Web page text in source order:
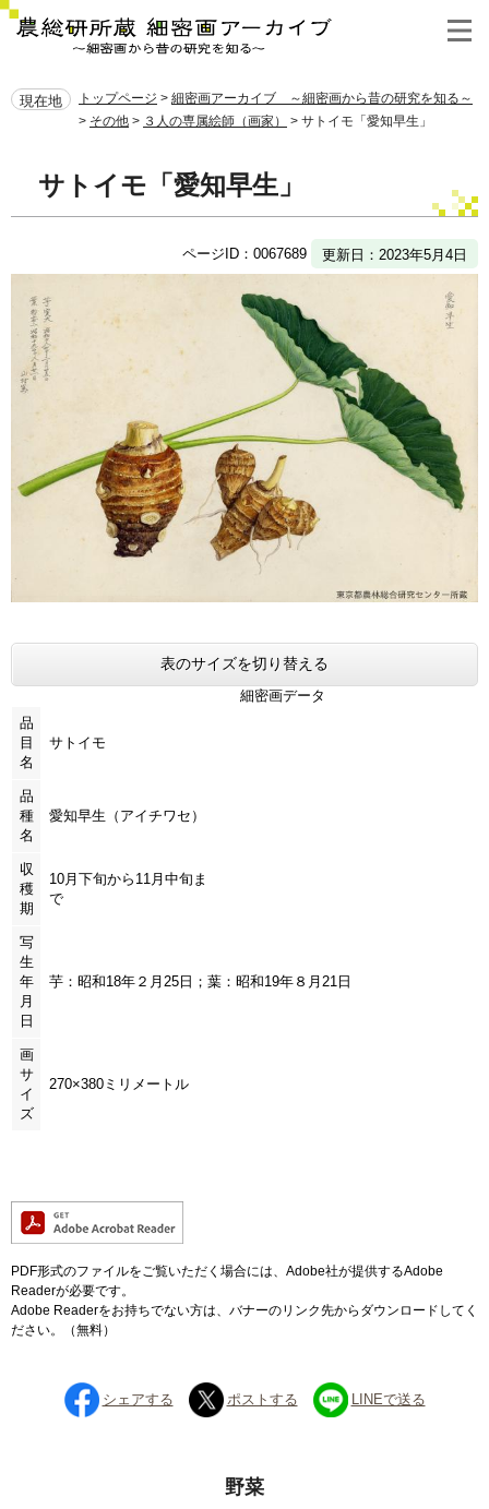
ペ
先
メ
を
本
メ
ー
現在地 トップページ > 細密画アーカイブ ～細密画から昔の研究を知る～
> その他 > ３人の専属絵師（画家） > サトイモ「愛知早生」
サトイモ「愛知早生」
ページID：0067689 更新日：2023年5月4日
表のサイズを切り替える
細密画データ
品
目
名
サトイモ
品
種
名
愛知早生（アイチワセ）
収
穫
期
10月下旬から11月中旬ま
写
生
年
月
日
芋：昭和18年２月25日；葉：昭和19年８月21日
画
サ
イ
ズ
270×380ミリメートル
PDF形式のファイルをご覧いただく場合には、Adobe社が提供するAdobe
Readerが必要です。
Adobe Readerをお持ちでない方は、バナーのリンク先からダウンロードしてく
ださい。（無料）
シェアする ポストする LINEで送る
野菜